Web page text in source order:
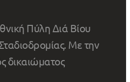
Πύλη Διά Βίου
Με την
δικαιώματος